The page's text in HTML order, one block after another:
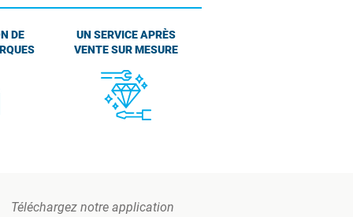
DE
UN SERVICE APRÈS
VENTE SUR MESURE
Téléchargez notre application